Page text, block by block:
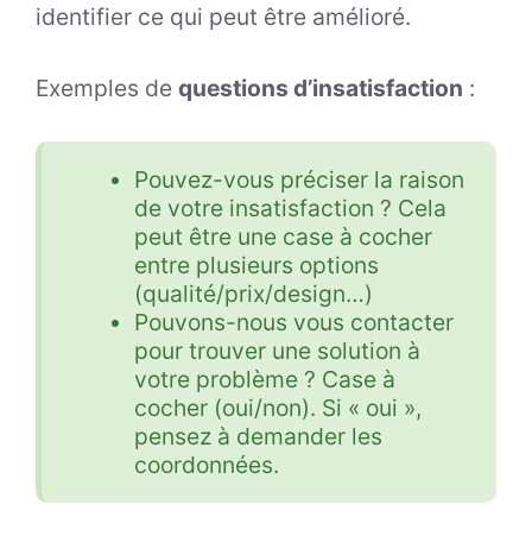
identifier ce qui peut être amélioré.
Exemples de questions d’insatisfaction :
Pouvez-vous préciser la raison
de votre insatisfaction ? Cela
peut être une case à cocher
entre plusieurs options
(qualité/prix/design…)
Pouvons-nous vous contacter
pour trouver une solution à
votre problème ? Case à
cocher (oui/non). Si « oui »,
pensez à demander les
coordonnées.